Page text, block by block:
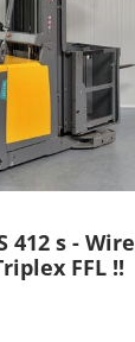
412 s - Wire
FFL !!